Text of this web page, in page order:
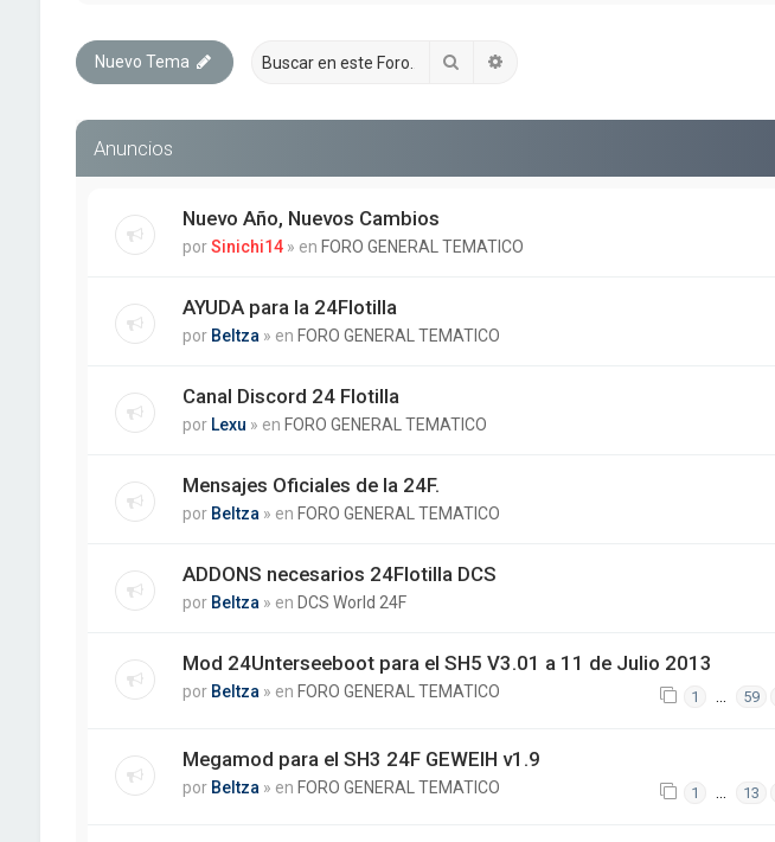
Nuevo Tema Buscar
Anuncios
Nuevo Año, Nuevos Cambios
porSinichi14 » en FORO GENERAL TEMATICO
AYUDA para la 24Flotilla
por Beltza » en FORO GENERAL TEMATICO
Canal Discord 24 Flotilla
por Lexu » en FORO GENERAL TEMATICO
Mensajes Oficiales de la 24F.
por Beltza » en FORO GENERAL TEMATICO
ADDONS necesarios 24Flotilla DCS
por Beltza » en DCS World 24F
Mod 24Unterseeboot para el SH5 V3.01 a 11 de Julio 2013
por Beltza » en FORO GENERAL TEMATICO 1 … 59
Megamod para el SH3 24F GEWEIH v1.9
por Beltza » en FORO GENERAL TEMATICO 1 … 13